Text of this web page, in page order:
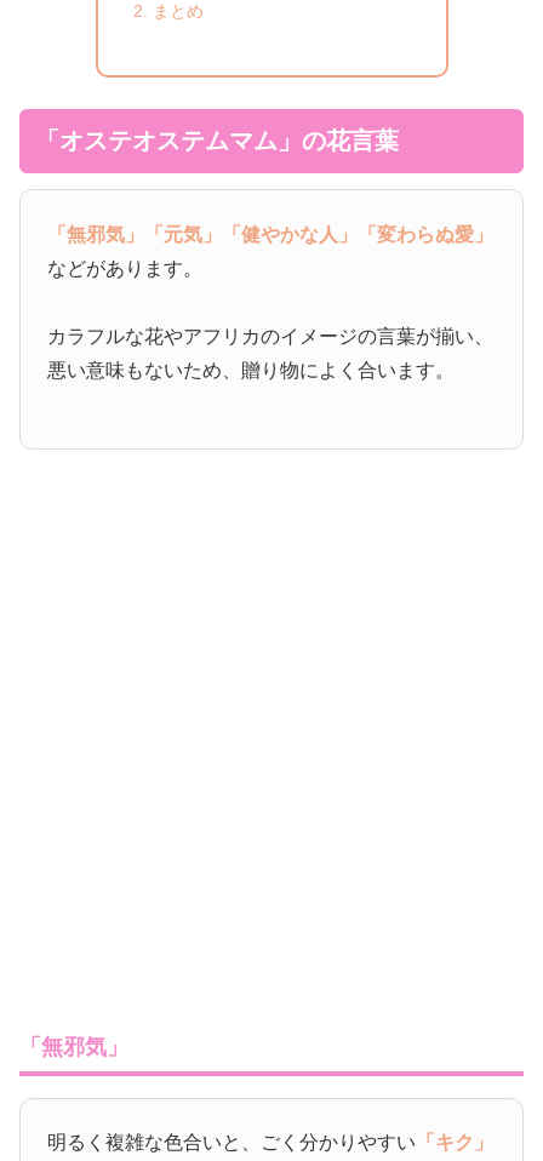
まとめ
「オステオステムマム」の花言葉
「無邪気」 「元気」 「健やかな人」
「変わらぬ愛」
などがあります。
カラフルな花やアフリカのイメージの言葉が揃い、
悪い意味もないため、贈り物によく合います。
「無邪気」
明るく複雑な色合いと、ごく分かりやすい 「キク」